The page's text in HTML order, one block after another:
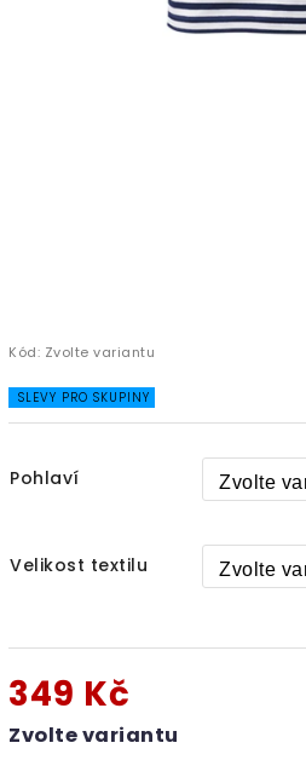
Kód: Zvolte variantu
SLEVY PRO SKUPINY
Pohlaví
Velikost textilu
349 Kč
Zvolte variantu